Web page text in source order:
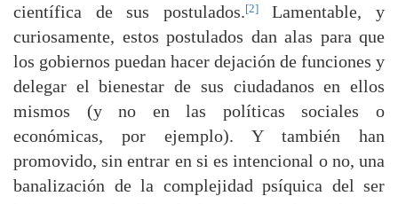
científica de sus postulados.[2]Lamentable, y
curiosamente, estos postulados dan alas para que
los gobiernos puedan hacer dejación de funciones y
delegar el bienestar de sus ciudadanos en ellos
mismos (y no en las políticas sociales o
económicas, por ejemplo). Y también han
promovido, sin entrar en si es intencional o no, una
banalización de la complejidad psíquica del ser